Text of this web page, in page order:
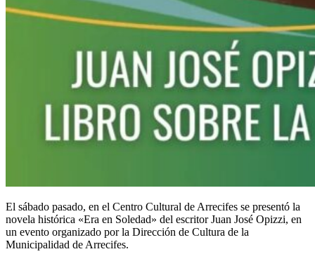
El sábado pasado, en el Centro Cultural de Arrecifes se presentó la
novela histórica «Era en Soledad» del escritor Juan José Opizzi, en
un evento organizado por la Dirección de Cultura de la
Municipalidad de Arrecifes.